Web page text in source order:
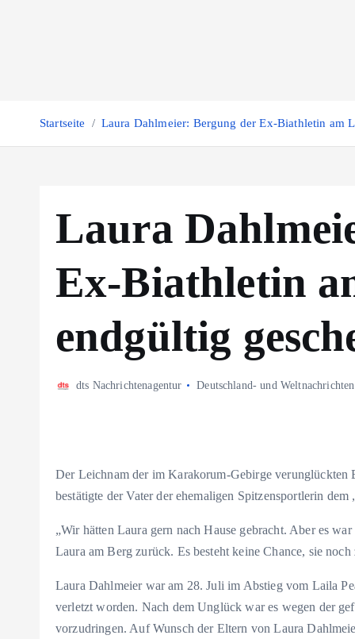
Startseite Laura Dahlmeier: Bergung der Ex-Biathletin am
Laura
Ex-Biathletin
endgültig
dts Nachrichtenagentur Deutschland- und Weltnachrichten
Der Leichnam der im Karakorum-Gebirge
bestätigte der Vater der ehemaligen Spitzensportlerin dem
„Wir hätten Laura gern nach Hause gebracht. Aber es
Laura am Berg zurück. Es besteht keine Chance, sie noch
Laura Dahlmeier war am 28. Juli im Abstieg vom Laila
verletzt worden. Nach dem Unglück war es wegen der
vorzudringen. Auf Wunsch der Eltern von Laura